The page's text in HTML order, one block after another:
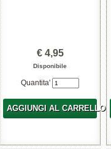
€ 4,95
Disponibile
Quantita'
AGGIUNGI AL CARRELLO